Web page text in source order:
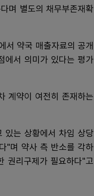
며 별도의 채무부존재확
서 약국 매출자료의 공개
에서 의미가 있다는 평가
계약이 여전히 존재하는
있는 상황에서 차임 상당
"며 약사 측 반소를 각하
권리구제가 필요하다"고